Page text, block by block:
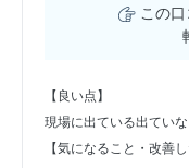
この口
【良い点】
現場に出ている出てい
【気になること・改善